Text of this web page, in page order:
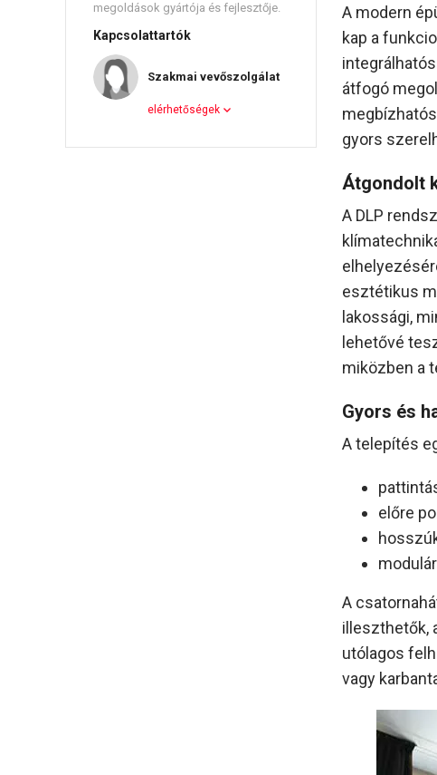
megoldások gyártója és fejlesztője.
Kapcsolattartók
Szakmai vevőszolgálat
elérhetőségek
A modern
kap a
átfogó
gyors
Átgondolt
A DLP
esztétikus
lakossági,
lehetővé
miközben a
Gyors és
A telepítés
előre
A
illeszthetők,
utólagos
vagy